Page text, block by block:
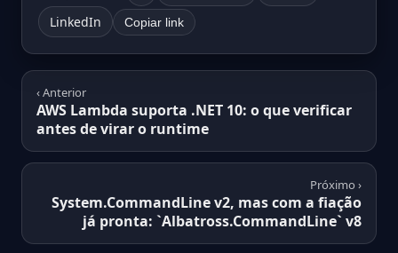
LinkedIn
Copiar link
‹ Anterior
AWS Lambda suporta .NET 10: o que verificar
antes de virar o runtime
Próximo ›
System.CommandLine v2, mas com a fiação
já pronta: `Albatross.CommandLine` v8